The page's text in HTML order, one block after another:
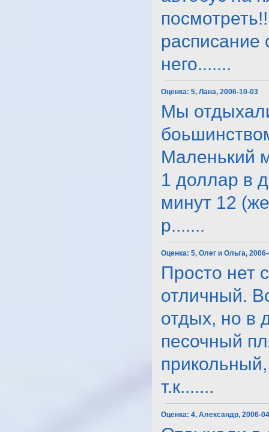
расписание
него.......
Оценка:5, Лана, 2006-10-03
Мы
Маленький
1 доллар в
минут 12
р.......
Оценка:5, Олег и Ольга,
Просто нет
отличный.
отдых, но в
песочный
т.к.......
Оценка:4, Александр, 2006-